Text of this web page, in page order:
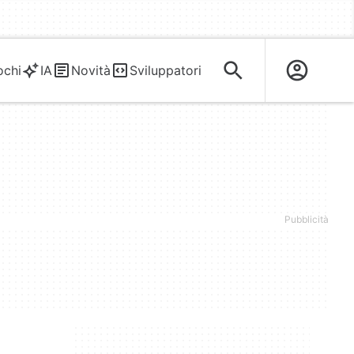
IA Novità Sviluppatori